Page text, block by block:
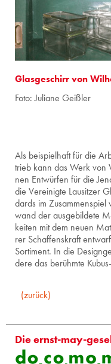
Glas­ge­schirr von
Foto: Ju­lia­ne Geiß­ler
Als bei­spiel­haft für die
trieb kann das Werk
nen Ent­wür­fen für die
die Ver­ei­nig­te Lau­sit­zer
dards im Zu­sam­men­spiel
wand der aus­ge­bil­de­te
kei­ten mit dem neuen
rer Schaf­fens­kraft
Sor­ti­ment. In die
de­re das be­rühm­te
(zurück)
Die ernst-may-